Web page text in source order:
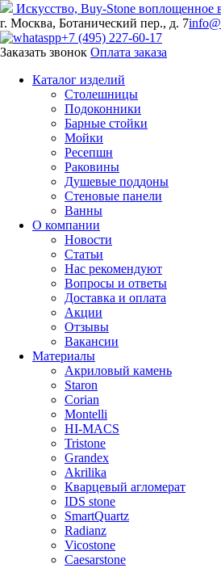
Искусство, Buy-Stone воплощенное
г. Москва, Ботанический пер., д. 7
+7 (495) 227-60-17
Заказать звонок Оплата заказа
Каталог изделий
Столешницы
Подоконники
Барные стойки
Мойки
Ресепшн
Раковины
Душевые поддоны
Стеновые панели
Ванны
О компании
Новости
Статьи
Нас рекомендуют
Вопросы и ответы
Доставка и оплата
Акции
Отзывы
Вакансии
Материалы
Акриловый камень
Staron
Corian
Montelli
HI-MACS
Tristone
Grandex
Akrilika
Кварцевый агломерат
IDS stone
SmartQuartz
Radianz
Vicostone
Caesarstone